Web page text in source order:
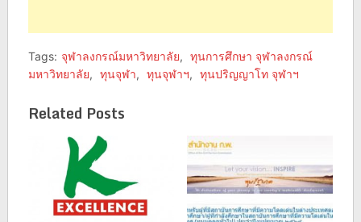
Tags: จุฬาลงกรณ์มหาวิทยาลัย, ทุนการศึกษา จุฬาลงกรณ์
มหาวิทยาลัย, ทุนจุฬา, ทุนจุฬาฯ, ทุนปริญญาโท จุฬาฯ
Related Posts